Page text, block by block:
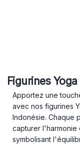
Figurines Yoga
Apportez une
avec nos figurines
Indonésie. Chaque
capturer l'harmonie
symbolisant